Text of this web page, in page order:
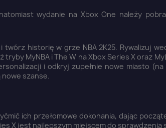
wydanie na Xbox One należy
historię w grze NBA 2K25. Rywalizuj
MyNBA i The W na Xbox Series X oraz
i odkryj zupełnie nowe miasto
nowe szanse.
ich przełomowe dokonania, dając
X jest najlepszym miejscem do